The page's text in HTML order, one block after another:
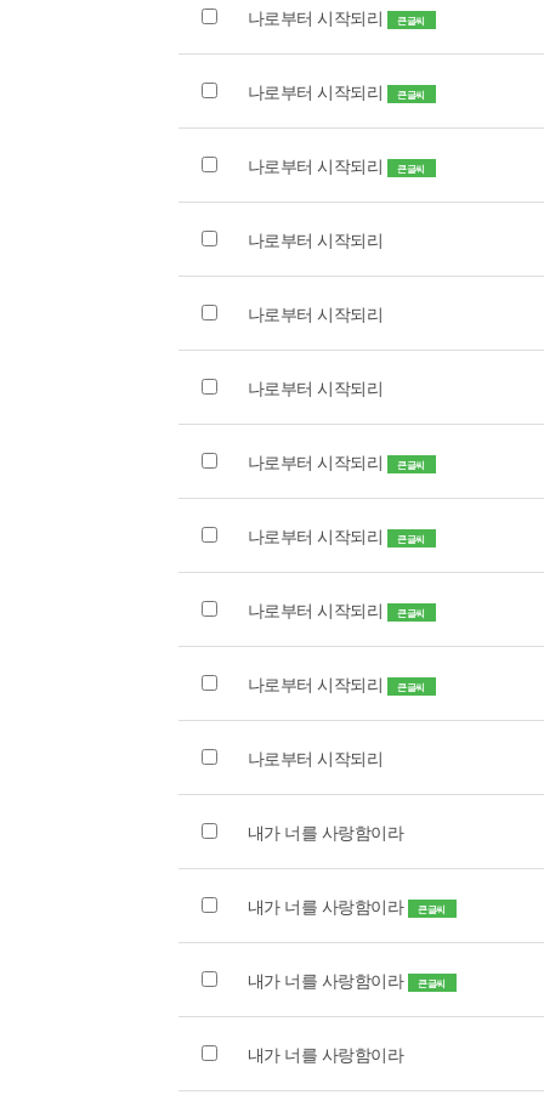
나로부터 시작되리 큰글씨
나로부터 시작되리 큰글씨
나로부터 시작되리 큰글씨
나로부터 시작되리
나로부터 시작되리
나로부터 시작되리
나로부터 시작되리 큰글씨
나로부터 시작되리 큰글씨
나로부터 시작되리 큰글씨
나로부터 시작되리 큰글씨
나로부터 시작되리
내가 너를 사랑함이라
내가 너를 사랑함이라 큰글씨
내가 너를 사랑함이라 큰글씨
내가 너를 사랑함이라